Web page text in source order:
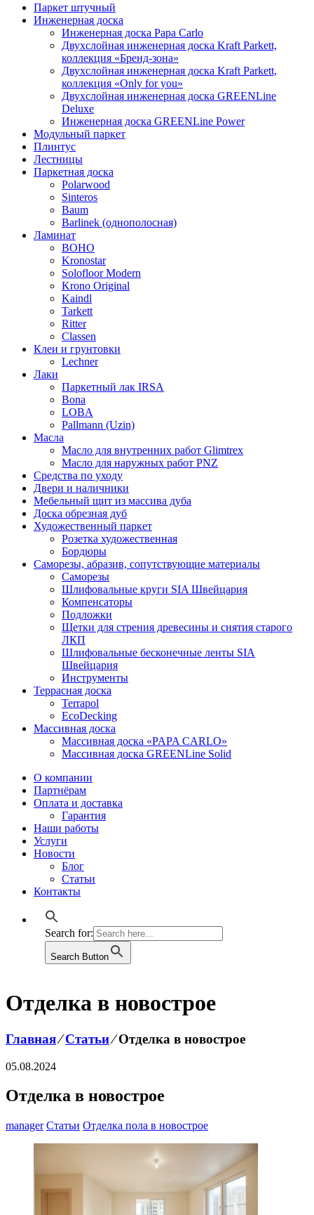
Паркет штучный
Инженерная доска
Инженерная доска Papa Carlo
Двухслойная инженерная доска Kraft Parkett,
коллекция «Бренд-зона»
Двухслойная инженерная доска Kraft Parkett,
коллекция «Only for you»
Двухслойная инженерная доска GREENLine
Deluxe
Инженерная доска GREENLine Power
Модульный паркет
Плинтус
Лестницы
Паркетная доска
Polarwood
Sinteros
Baum
Barlinek (однополосная)
Ламинат
BOHO
Kronostar
Solofloor Modern
Krono Original
Kaindl
Tarkett
Ritter
Classen
Клеи и грунтовки
Lechner
Лаки
Паркетный лак IRSA
Bona
LOBA
Pallmann (Uzin)
Масла
Масло для внутренних работ Glimtrex
Масло для наружных работ PNZ
Средства по уходу
Двери и наличники
Мебельный щит из массива дуба
Доска обрезная дуб
Художественный паркет
Розетка художественная
Бордюры
Саморезы, абразив, сопутствующие материалы
Саморезы
Шлифовальные круги SIA Швейцария
Компенсаторы
Подложки
Щетки для стрения древесины и снятия старого
ЛКП
Шлифовальные бесконечные ленты SIA
Швейцария
Инструменты
Террасная доска
Terrapol
EcoDecking
Массивная доска
Массивная доска «PAPA CARLO»
Массивная доска GREENLine Solid
О компании
Партнёрам
Оплата и доставка
Гарантия
Наши работы
Услуги
Новости
Блог
Статьи
Контакты
Search for:
Search Button
Отделка в новострое
Главная⁄Статьи⁄Отделка в новострое
05.08.2024
Отделка в новострое
manager Статьи Отделка пола в новострое